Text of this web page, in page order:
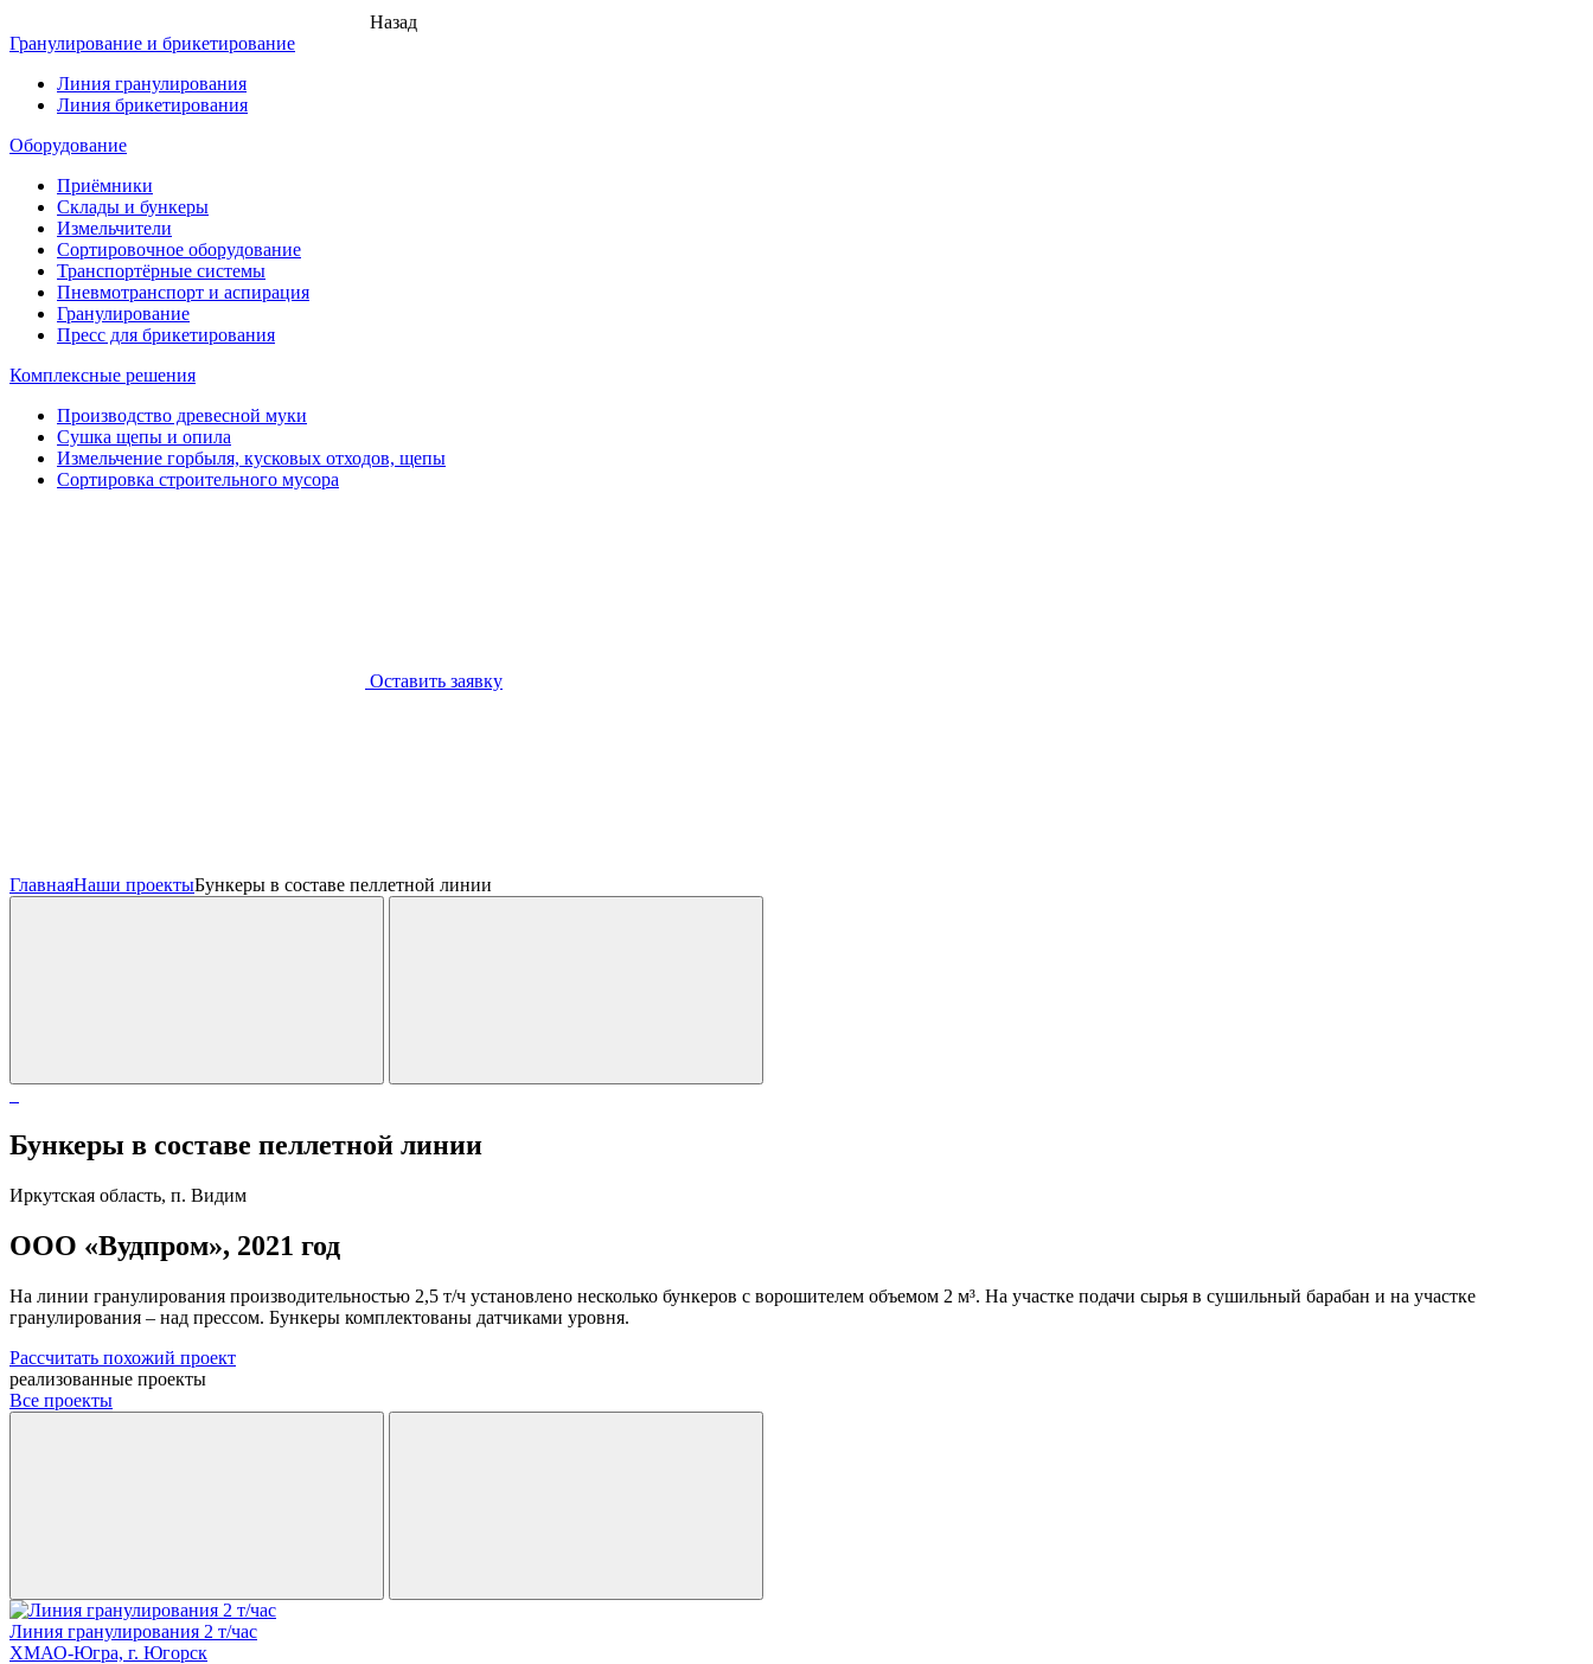
Назад
Гранулирование и брикетирование
Линия гранулирования
Линия брикетирования
Оборудование
Приёмники
Склады и бункеры
Измельчители
Сортировочное оборудование
Транспортёрные системы
Пневмотранспорт и аспирация
Гранулирование
Пресс для брикетирования
Комплексные решения
Производство древесной муки
Сушка щепы и опила
Измельчение горбыля, кусковых отходов, щепы
Сортировка строительного мусора
Оставить заявку
ГлавнаяНаши проектыБункеры в составе пеллетной линии
Бункеры в составе пеллетной линии
Иркутская область, п. Видим
ООО «Вудпром», 2021 год
На линии гранулирования производительностью 2,5 т/ч установлено несколько бункеров с ворошителем объемом 2 м³. На участке подачи сырья в сушильный барабан и на участке
гранулирования – над прессом. Бункеры комплектованы датчиками уровня.
Рассчитать похожий проект
реализованные проекты
Все проекты
Линия гранулирования 2 т/час
ХМАО-Югра, г. Югорск